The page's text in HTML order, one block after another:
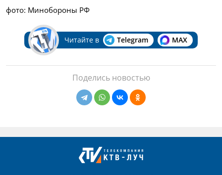
фото: Минобороны РФ
Читайте в Telegram MAX
Поделись новостью